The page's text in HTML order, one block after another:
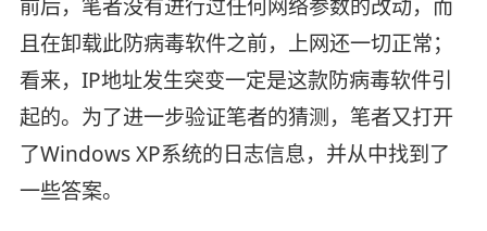
前后，笔者没有进行过任何网络参数的改动，而
且在卸载此防病毒软件之前，上网还一切正常；
看来，IP地址发生突变一定是这款防病毒软件引
起的。为了进一步验证笔者的猜测，笔者又打开
了Windows XP系统的日志信息，并从中找到了
一些答案。